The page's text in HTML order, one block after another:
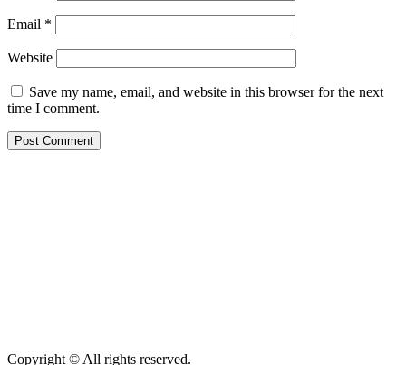
Email *
Website
Save my name, email, and website in this browser for the next
time I comment.
Copyright © All rights reserved.